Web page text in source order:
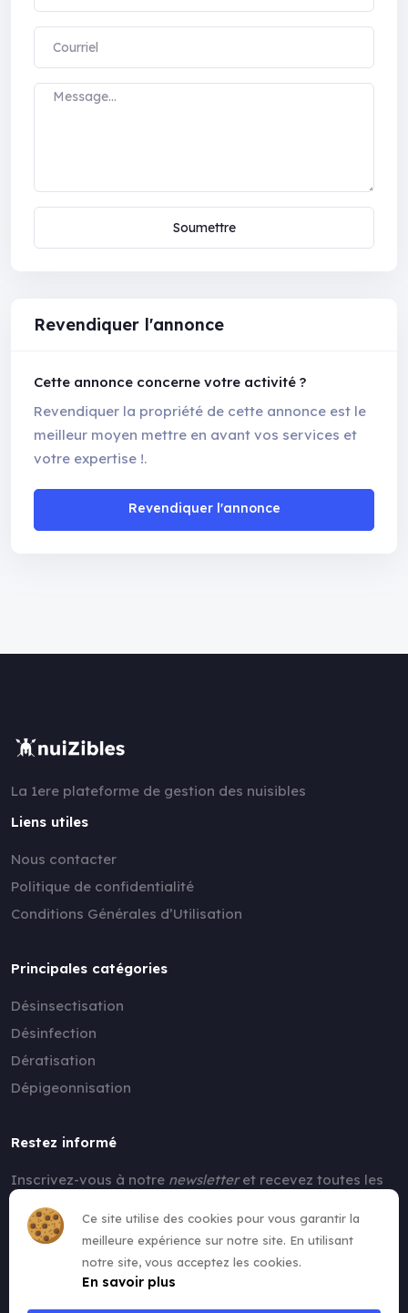
Soumettre
Revendiquer l'annonce
Cette annonce concerne votre activité ?
Revendiquer la propriété de cette annonce est le
meilleur moyen mettre en avant vos services et
votre expertise !.
Revendiquer l'annonce
La 1ere plateforme de gestion des nuisibles
Ce site utilise des cookies pour vous garantir la
meilleure expérience sur notre site. En utilisant
notre site, vous acceptez les cookies.
En savoir plus
Liens utiles
Nous contacter
Politique de confidentialité
Conditions Générales d’Utilisation
Principales catégories
Désinsectisation
Désinfection
Dératisation
Dépigeonnisation
Restez informé
Inscrivez-vous à notre newsletteret recevez toutes les
nouvelles !